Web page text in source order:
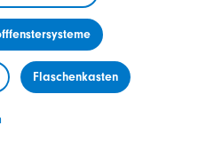
Flaschenkasten